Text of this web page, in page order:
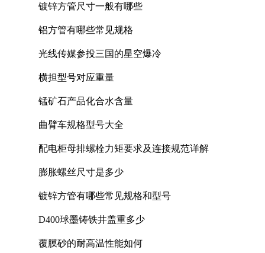
镀锌方管尺寸一般有哪些
铝方管有哪些常见规格
光线传媒参投三国的星空爆冷
横担型号对应重量
锰矿石产品化合水含量
曲臂车规格型号大全
配电柜母排螺栓力矩要求及连接规范详解
膨胀螺丝尺寸是多少
镀锌方管有哪些常见规格和型号
D400球墨铸铁井盖重多少
覆膜砂的耐高温性能如何